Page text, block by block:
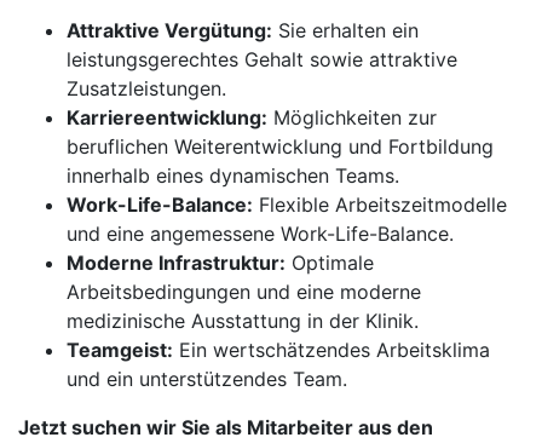
Attraktive Vergütung: Sie erhalten ein
leistungsgerechtes Gehalt sowie attraktive
Zusatzleistungen.
Karriereentwicklung: Möglichkeiten zur
beruflichen Weiterentwicklung und Fortbildung
innerhalb eines dynamischen Teams.
Work-Life-Balance: Flexible Arbeitszeitmodelle
und eine angemessene Work-Life-Balance.
Moderne Infrastruktur: Optimale
Arbeitsbedingungen und eine moderne
medizinische Ausstattung in der Klinik.
Teamgeist: Ein wertschätzendes Arbeitsklima
und ein unterstützendes Team.
Jetzt suchen wir Sie als Mitarbeiter aus den